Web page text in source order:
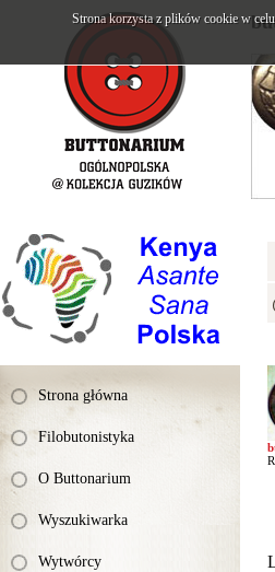
Strona główna
Filobutonistyka
O Buttonarium
Wyszukiwarka
Wytwórcy
Strona korzysta z plików cookie w